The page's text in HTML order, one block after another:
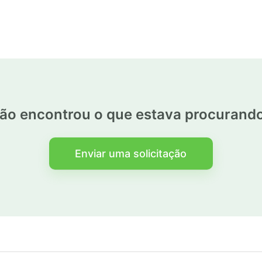
encontrou o que estava
Enviar uma solicitação